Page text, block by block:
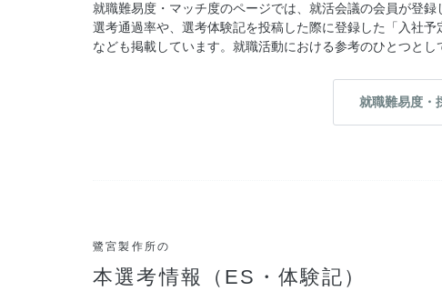
就職難易度・マッチ度のページでは、就活会議の会員が登
選考通過率や、選考体験記を投稿した際に登録した「入社
なども掲載しています。就職活動における参考のひとつとし
就職難易度・
鷺宮製作所の
本選考情報（ES・体験記）